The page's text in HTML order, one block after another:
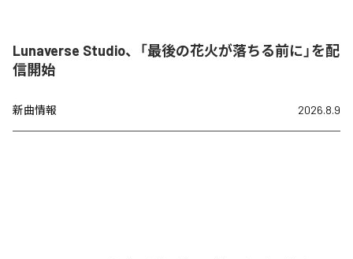
Lunaverse Studio、「最後の花火が落ちる前に」を配
信開始
新曲情報 2026.8.9